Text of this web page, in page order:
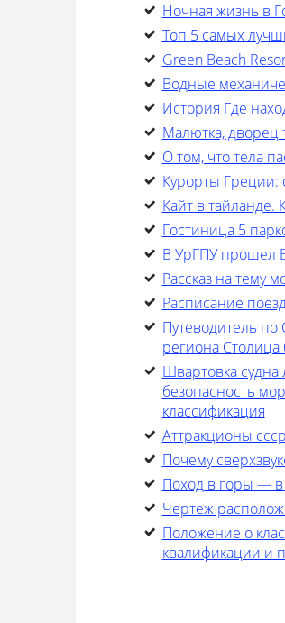
Ночная жизнь в
Топ 5 самых
Green Beach
Водные
История Где
Малютка, дворец
О том, что тела
Курорты Греции:
Кайт в тайланде.
Гостиница 5
В УрГПУ прошел
Рассказ на тему
Расписание
Путеводитель по
региона Столица
Швартовка
безопасность
классификация
Аттракционы
Почему
Поход в горы —
Чертеж
Положение о
квалификации и